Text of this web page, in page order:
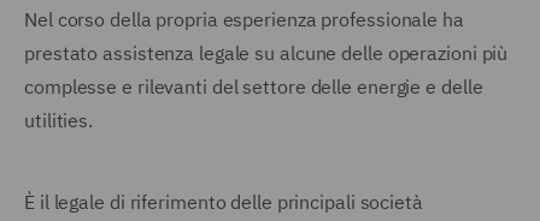
Nel corso della propria esperienza professionale ha
prestato assistenza legale su alcune delle operazioni più
complesse e rilevanti del settore delle energie e delle
utilities.
È il legale di riferimento delle principali società